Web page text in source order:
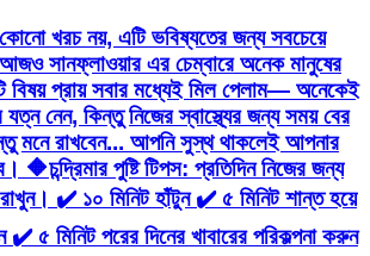
খরচ নয়, এটি ভবিষ্যতের জন্য সবচেয়ে
সানফ্লাওয়ার এর চেম্বারে অনেক মানুষের
বিষয় প্রায় সবার মধ্যেই মিল পেলাম— অনেকেই
যত্ন নেন, কিন্তু নিজের স্বাস্থ্যের জন্য সময় বের
মনে রাখবেন... আপনি সুস্থ থাকলেই আপনার
🔶চন্দ্রিমার পুষ্টি টিপস: প্রতিদিন নিজের জন্য
✔️ ১০ মিনিট হাঁটুন ✔️ ৫ মিনিট শান্ত হয়ে
✔️ ৫ মিনিট পরের দিনের খাবারের পরিকল্পনা করুন